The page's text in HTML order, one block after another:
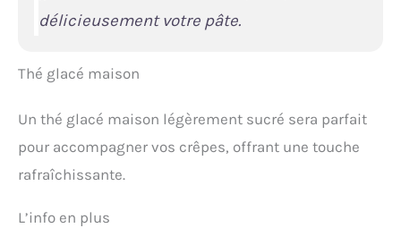
délicieusement votre pâte.
Thé glacé maison
Un thé glacé maison légèrement sucré sera parfait
pour accompagner vos crêpes, offrant une touche
rafraîchissante.
L’info en plus